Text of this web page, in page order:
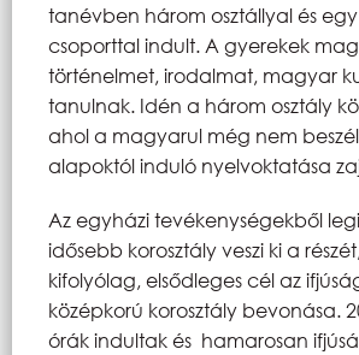
tanévben három osztállyal és
csoporttal indult. A gyerekek
történelmet, irodalmat, magyar
tanulnak. Idén a három osztály
ahol a magyarul még nem
alapoktól induló nyelvoktatása
Az egyházi tevékenységekből
idősebb korosztály veszi ki a
kifolyólag, elsődleges cél az
középkorú korosztály bevonása.
órák indultak és hamarosan